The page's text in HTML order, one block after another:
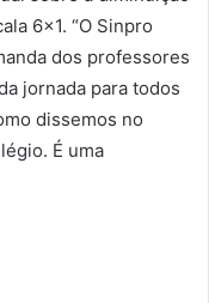
6×1. “O Sinpro
dos professores
jornada para todos
dissemos no
É uma